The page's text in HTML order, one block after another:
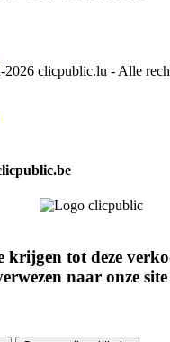
clicpublic.lu - Alle
krijgen tot deze
naar onze